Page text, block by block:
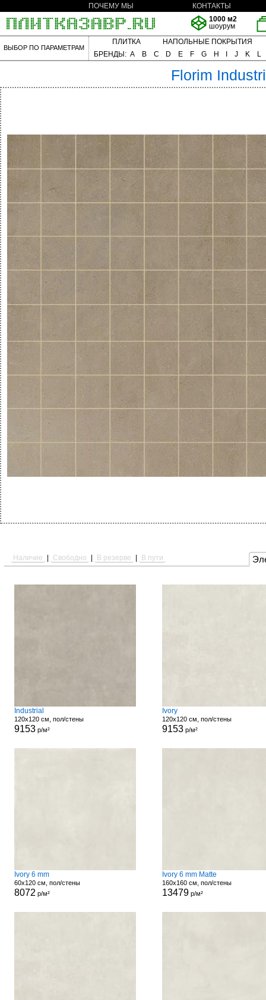
ПОЧЕМУ МЫ
КОНТАКТЫ
1000 м2
шоурум
ВЫБОР ПО ПАРАМЕТРАМ
ПЛИТКА
НАПОЛЬНЫЕ ПОКРЫТИЯ
БРЕНДЫ: A B C D E F G H J K L
Florim
Наличие Свободно В резерве В пути
Industrial
120x120 см, пол/стены
9153р/м²
Ivory
120x120 см, пол/стены
9153р/м²
Ivory 6 mm
60x120 см, пол/стены
8072 р/м²
Ivory 6 mm Matte
160x160 см, пол/стены
13479р/м²